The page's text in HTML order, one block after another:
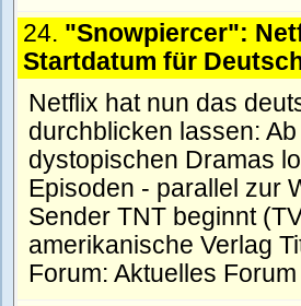
24. "Snowpiercer":
Startdatum für
Netflix hat nun das
durchblicken lassen:
dystopischen Dramas
Episoden - parallel zur
Sender TNT beginnt
amerikanische Verlag
Forum: Aktuelles Forum